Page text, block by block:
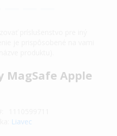
MagSafe Apple
Liavec